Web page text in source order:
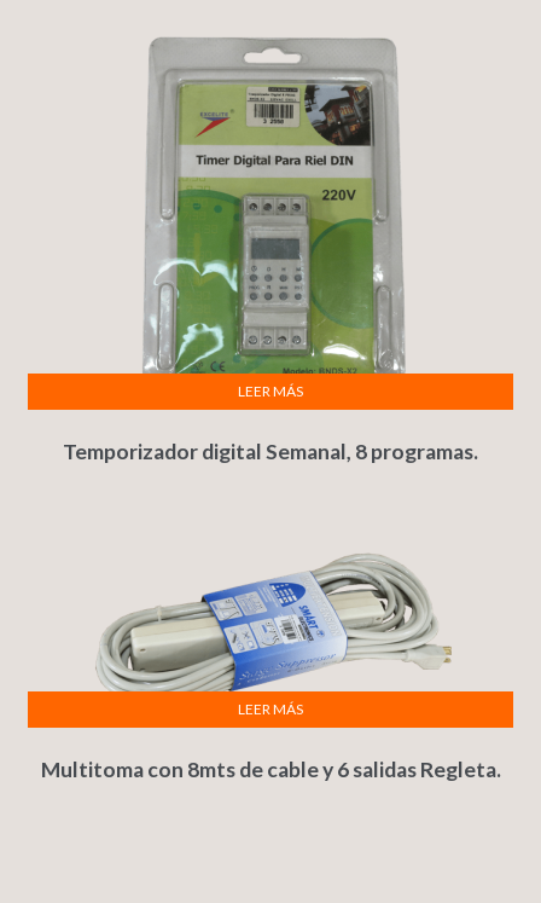
Temporizador digital Semanal, 8 programas.
LEER MÁS
Multitoma con 8mts de cable y 6 salidas Regleta.
LEER MÁS